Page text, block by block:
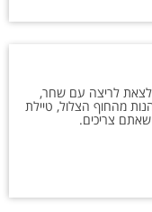
לריצה עם שחר,
מהחוף הצלול, טיילת
צריכים.